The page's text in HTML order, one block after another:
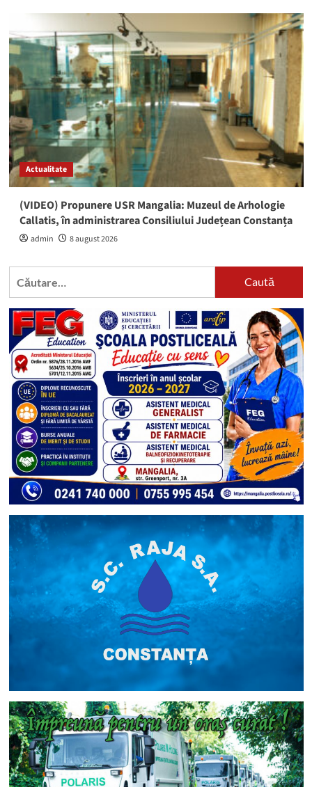
Actualitate
(VIDEO) Propunere USR Mangalia: Muzeul de Arhologie
Callatis, în administrarea Consiliului Județean Constanța
admin 8 august 2026